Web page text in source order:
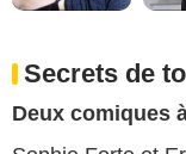
Secrets de
Deux comiques